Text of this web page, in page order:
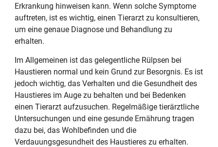
Erkrankung hinweisen kann. Wenn solche Symptome
auftreten, ist es wichtig, einen Tierarzt zu konsultieren,
um eine genaue Diagnose und Behandlung zu
erhalten.
Im Allgemeinen ist das gelegentliche Rülpsen bei
Haustieren normal und kein Grund zur Besorgnis. Es ist
jedoch wichtig, das Verhalten und die Gesundheit des
Haustieres im Auge zu behalten und bei Bedenken
einen Tierarzt aufzusuchen. Regelmäßige tierärztliche
Untersuchungen und eine gesunde Ernährung tragen
dazu bei, das Wohlbefinden und die
Verdauungsgesundheit des Haustieres zu erhalten.